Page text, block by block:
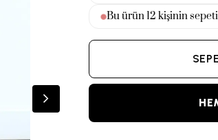
Bu ürün 10 kişinin